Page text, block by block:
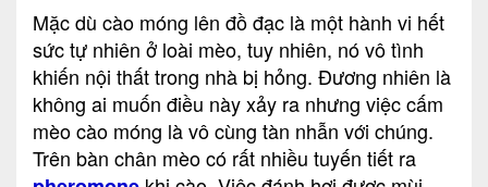
Mặc dù cào móng lên đồ đạc là một hành vi hết
sức tự nhiên ở loài mèo, tuy nhiên, nó vô tình
khiến nội thất trong nhà bị hỏng. Đương nhiên là
không ai muốn điều này xảy ra nhưng việc cấm
mèo cào móng là vô cùng tàn nhẫn với chúng.
Trên bàn chân mèo có rất nhiều tuyến tiết ra